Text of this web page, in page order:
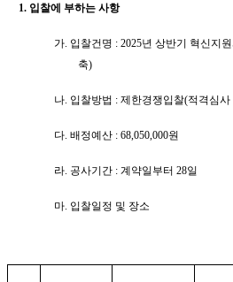
1. 입찰에 부하는 사항
가. 입찰건명 : 2025년 상반기 혁신지
축)
나. 입찰방법 :제한경쟁입찰(적격심
다.배정예산 : 68,050,000원
라. 공사기간 :계약일부터28일
마. 입찰일정 및 장소